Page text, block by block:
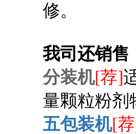
修。
我司还销售
分装机[荐]
量颗粒粉剂
五包装机[